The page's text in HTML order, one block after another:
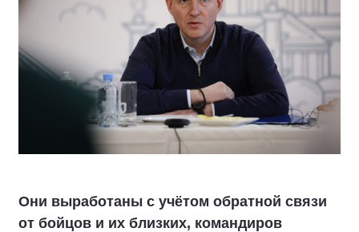
Они выработаны с учётом обратной связи
от бойцов и их близких, командиров